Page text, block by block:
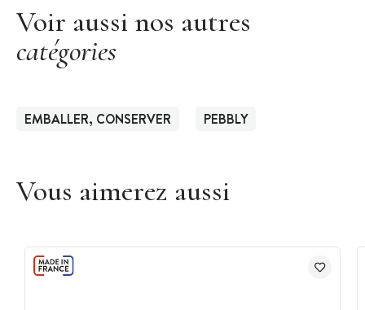
Voir aussi nos autres
catégories
EMBALLER, CONSERVER PEBBLY
Vous aimerez aussi